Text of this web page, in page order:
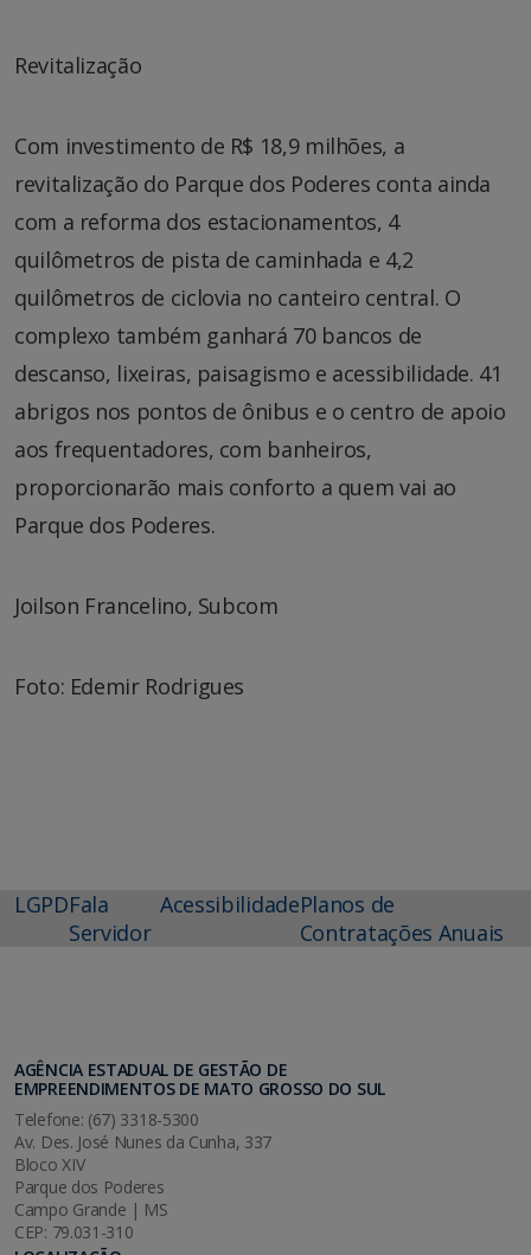
Revitalização
Com investimento de R$ 18,9 milhões, a
revitalização do Parque dos Poderes conta ainda
com a reforma dos estacionamentos, 4
quilômetros de pista de caminhada e 4,2
quilômetros de ciclovia no canteiro central. O
complexo também ganhará 70 bancos de
descanso, lixeiras, paisagismo e acessibilidade. 41
abrigos nos pontos de ônibus e o centro de apoio
aos frequentadores, com banheiros,
proporcionarão mais conforto a quem vai ao
Parque dos Poderes.
Joilson Francelino, Subcom
Foto: Edemir Rodrigues
LGPDFala
Servidor
AcessibilidadePlanos de
Contratações Anuais
AGÊNCIA ESTADUAL DE GESTÃO DE
EMPREENDIMENTOS DE MATO GROSSO DO SUL
Telefone: (67) 3318-5300
Av. Des. José Nunes da Cunha, 337
Bloco XIV
Parque dos Poderes
Campo Grande | MS
CEP: 79.031-310